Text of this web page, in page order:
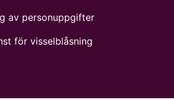
av personuppgifter
för visselblåsning